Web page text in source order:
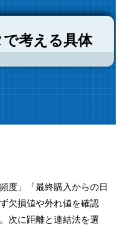
考える具体
度」「最終購入からの日
欠損値や外れ値を確認
次に距離と連結法を選